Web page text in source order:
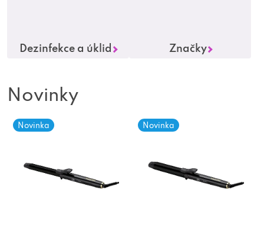
a
d
Dezinfekce a úklid Značky
Novinky
Novinka Novinka